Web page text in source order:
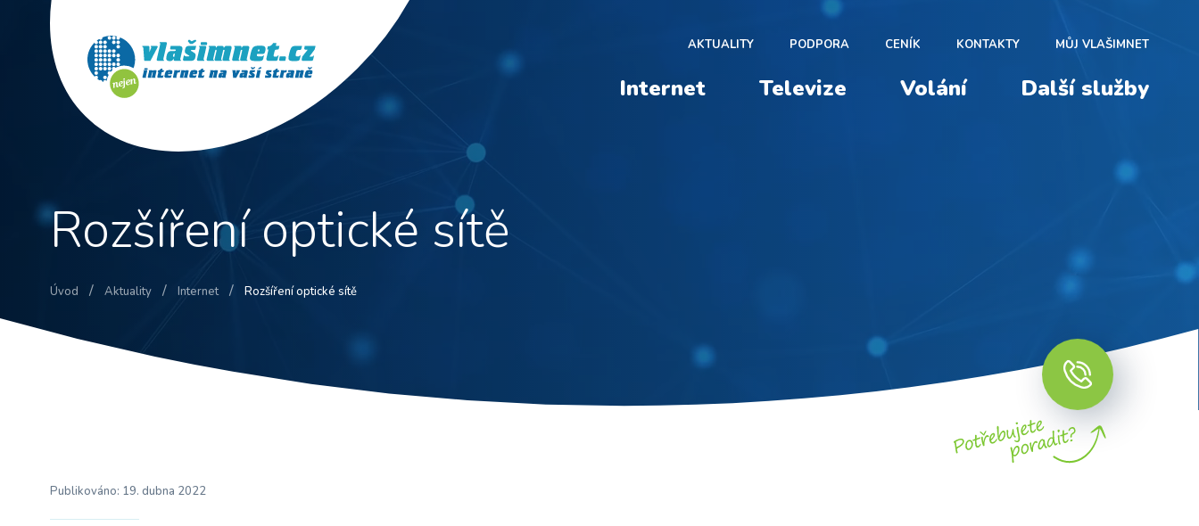
AKTUALITY PODPORA CENÍK KONTAKTY MŮJ VLAŠIMNET
Internet Televize Volání Další služby
Rozšíření optické sítě
Úvod / Aktuality / Internet / Rozšíření optické sítě
Publikováno: 19. dubna 2022